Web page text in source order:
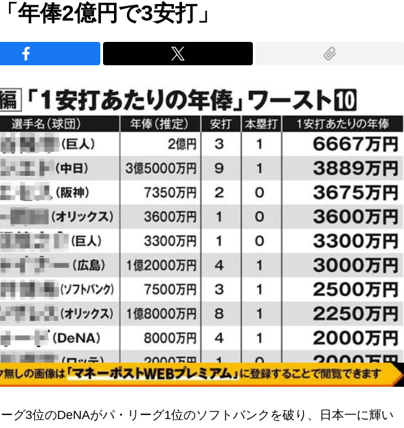
年俸2億円で3安打」
グ3位のDeNAがパ・リーグ1位のソフトバンクを破り、日本一に輝い